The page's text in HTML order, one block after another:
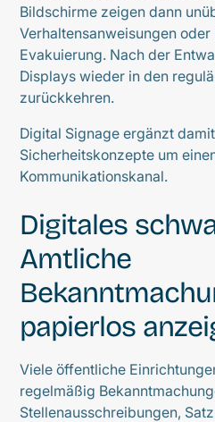
Bildschirme zeigen dann
Verhaltensanweisungen
Evakuierung. Nach der
Displays wieder in den
zurückkehren.
Digital Signage ergänzt
Sicherheitskonzepte um
Kommunikationskanal.
Digitales
Amtliche
papierlos
Viele öffentliche
regelmäßig
Stellenausschreibungen,